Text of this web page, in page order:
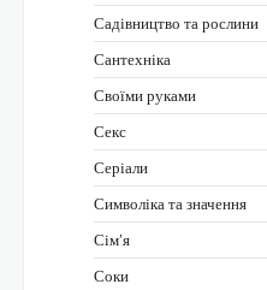
Садівництво та рослини
Сантехніка
Своїми руками
Секс
Серіали
Символіка та значення
Сім’я
Соки